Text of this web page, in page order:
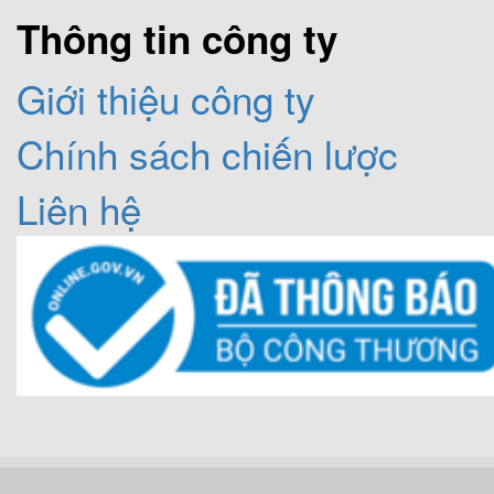
dụng dây mayso cũ,
thể tận dụng được
sành, nồi sứ.....
Bếp điện từ
Thông tin công ty
Giới thiệu công ty
Chính sách chiến lược
Liên hệ